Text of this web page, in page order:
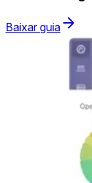
Baixar guia